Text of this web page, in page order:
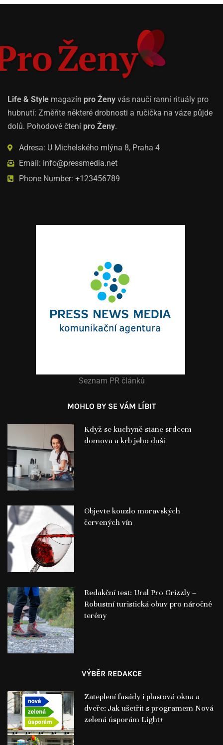
Life & Style magazín pro Ženy vás naučí ranní rituály pro
hubnutí: Změňte některé drobnosti a ručička na váze půjde
dolů. Pohodové čtení pro Ženy.
Adresa: U Michelského mlýna 8, Praha 4
Email: info@pressmedia.net
Phone Number: +123456789
Seznam PR článků
MOHLO BY SE VÁM LÍBIT
Když se kuchyně stane srdcem
domova a krb jeho duší
Objevte kouzlo moravských
červených vín
Redakční test: Ural Pro Grizzly –
Robustní turistická obuv pro náročné
terény
VÝBĚR REDAKCE
Zateplení fasády i plastová okna a
dveře: Jak ušetřit s programem Nová
zelená úsporám Light+